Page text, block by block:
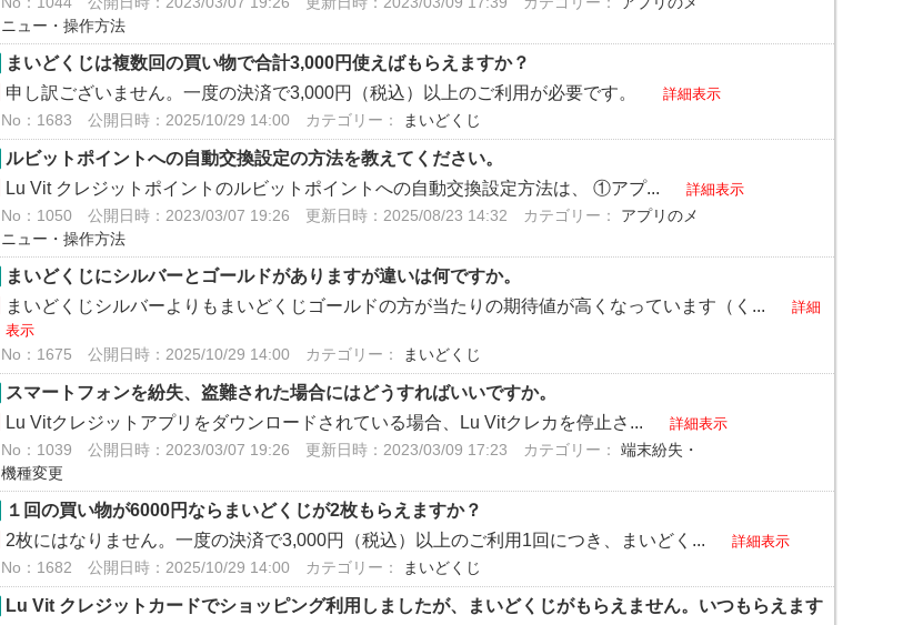
ニュー・操作方法
まいどくじは複数回の買い物で合計3,000円使えばもらえますか？
申し訳ございません。一度の決済で3,000円（税込）以上のご利用が必要です。
詳細表示
No：1683
公開日時：2025/10/29 14:00 カテゴリー： まいどくじ
ルビットポイントへの自動交換設定の方法を教えてください。
Lu Vit クレジットポイントのルビットポイントへの自動交換設定方法は、 ①アプ...
詳細表示
No：1050
公開日時：2023/03/07 19:26 更新日時：2025/08/23 14:32 カテゴリー： アプリのメ
ニュー・操作方法
まいどくじにシルバーとゴールドがありますが違いは何ですか。
まいどくじシルバーよりもまいどくじゴールドの方が当たりの期待値が高くなっています（く...
詳細
表示
No：1675
公開日時：2025/10/29 14:00 カテゴリー： まいどくじ
スマートフォンを紛失、盗難された場合にはどうすればいいですか。
Lu Vitクレジットアプリをダウンロードされている場合、Lu Vitクレカを停止さ...
詳細表示
No：1039
公開日時：2023/03/07 19:26 更新日時：2023/03/09 17:23 カテゴリー： 端末紛失・
機種変更
１回の買い物が6000円ならまいどくじが2枚もらえますか？
2枚にはなりません。一度の決済で3,000円（税込）以上のご利用1回につき、まいどく...
詳細表示
No：1682
公開日時：2025/10/29 14:00 カテゴリー： まいどくじ
Lu Vit クレジットカードでショッピング利用しましたが、まいどくじがもらえません。いつもらえます